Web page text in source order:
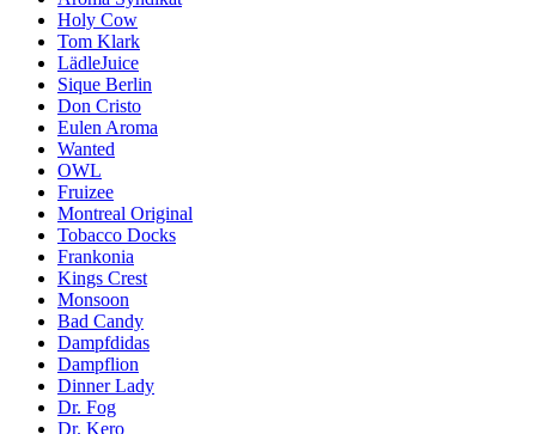
Holy Cow
Tom Klark
LädleJuice
Sique Berlin
Don Cristo
Eulen Aroma
Wanted
OWL
Fruizee
Montreal Original
Tobacco Docks
Frankonia
Kings Crest
Monsoon
Bad Candy
Dampfdidas
Dampflion
Dinner Lady
Dr. Fog
Dr. Kero